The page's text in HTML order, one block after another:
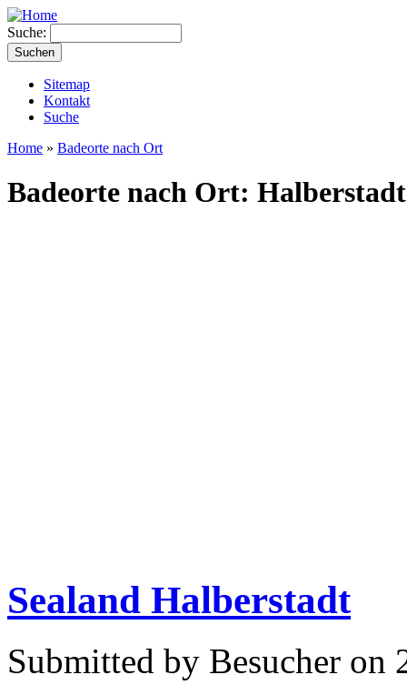
Suche:
Sitemap
Kontakt
Suche
Home » Badeorte nach Ort
Badeorte nach Ort: Halberstadt
Sealand Halberstadt
Submitted by Besucher on